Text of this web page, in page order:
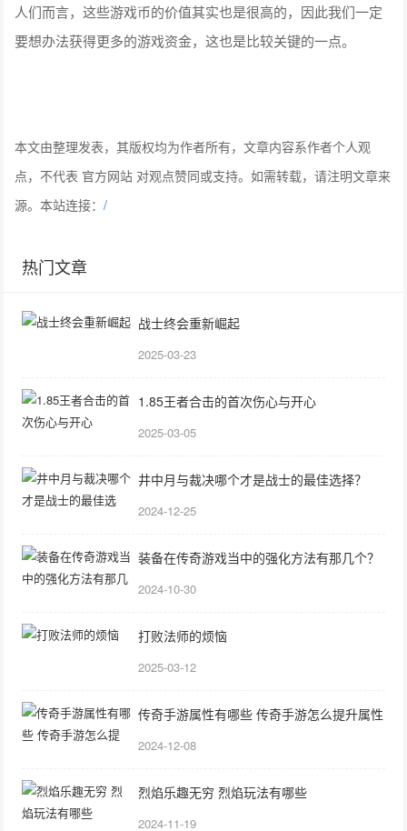
人们而言，这些游戏币的价值其实也是很高的，因此我们一定
要想办法获得更多的游戏资金，这也是比较关键的一点。
本文由整理发表，其版权均为作者所有，文章内容系作者个人观
点，不代表 官方网站 对观点赞同或支持。如需转载，请注明文章来
源。本站连接：/
热门文章
战士终会重新崛起
2025-03-23
1.85王者合击的首次伤心与开心
2025-03-05
井中月与裁决哪个才是战士的最佳选择？
2024-12-25
装备在传奇游戏当中的强化方法有那几个？
2024-10-30
打败法师的烦恼
2025-03-12
传奇手游属性有哪些 传奇手游怎么提升属性
2024-12-08
烈焰乐趣无穷 烈焰玩法有哪些
2024-11-19